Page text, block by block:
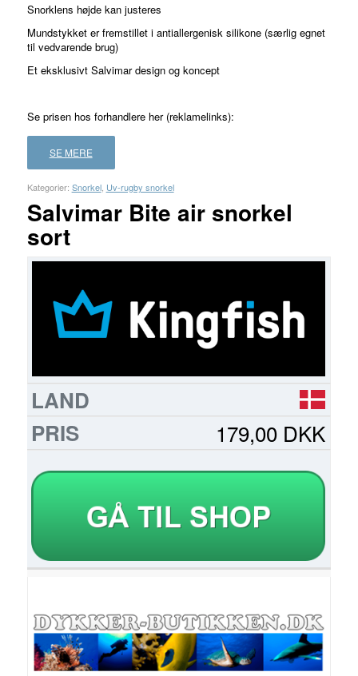
på
2
kundebedømmelser
Snorklens højde kan justeres
Mundstykket er fremstillet i antiallergenisk silikone (særlig egnet
til vedvarende brug)
Et eksklusivt Salvimar design og koncept
Se prisen hos forhandlere her (reklamelinks):
SE MERE
Kategorier: Snorkel, Uv-rugby snorkel
Salvimar Bite air snorkel
sort
179,00 DKK